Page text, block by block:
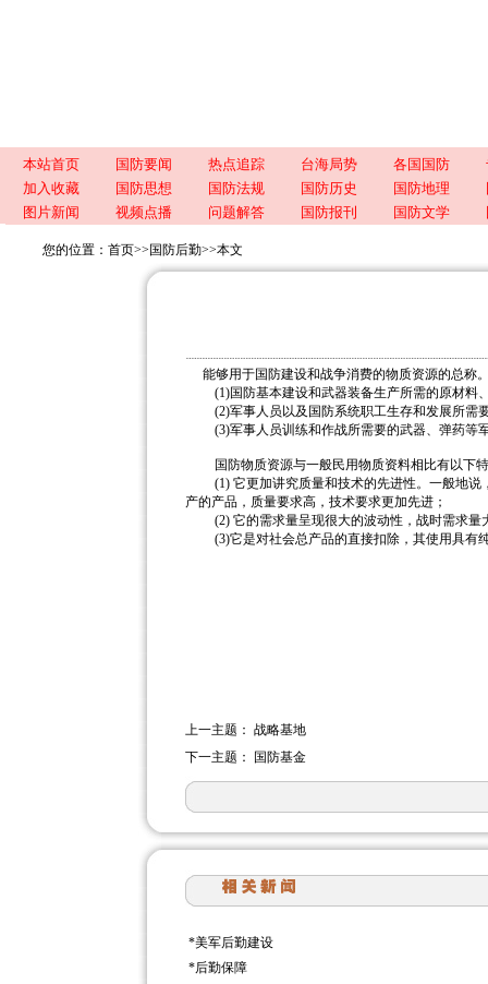
本站首页 国防要闻 热点追踪 台海局势 各国国防
加入收藏
国防思想 国防法规 国防历史 国防地理
图片新闻
视频点播 问题解答 国防报刊 国防文学
您的位置： 首页>> 国防后勤>>本文
能够用于国防建设和战争消费的物质资源的总称
(1)国防基本建设和武器装备生产所需的原材料
(2)军事人员以及国防系统职工生存和发展所需
(3)军事人员训练和作战所需要的武器、弹药等
国防物质资源与一般民用物质资料相比有以下
(1) 它更加讲究质量和技术的先进性。一般地说
产的产品，质量要求高，技术要求更加先进；
(2) 它的需求量呈现很大的波动性，战时需求量
(3)它是对社会总产品的直接扣除，其使用具有
上一主题： 战略基地
下一主题：
国防基金
*美军后勤建设
*后勤保障